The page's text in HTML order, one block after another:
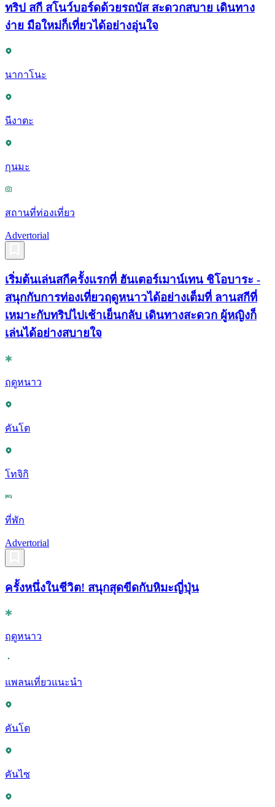
ทริป สกี สโนว์บอร์ดด้วยรถบัส สะดวกสบาย เดินทาง
ง่าย มือใหม่ก็เที่ยวได้อย่างอุ่นใจ
นากาโนะ
นีงาตะ
กุนมะ
สถานที่ท่องเที่ยว
Advertorial
เริ่มต้นเล่นสกีครั้งแรกที่ ฮันเตอร์เมาน์เทน ชิโอบาระ -
สนุกกับการท่องเที่ยวฤดูหนาวได้อย่างเต็มที่ ลานสกีที่
เหมาะกับทริปไปเช้าเย็นกลับ เดินทางสะดวก ผู้หญิงก็
เล่นได้อย่างสบายใจ
ฤดูหนาว
คันโต
โทจิกิ
ที่พัก
Advertorial
ครั้งหนึ่งในชีวิต! สนุกสุดขีดกับหิมะญี่ปุ่น
ฤดูหนาว
แพลนเที่ยวแนะนำ
คันโต
คันไซ